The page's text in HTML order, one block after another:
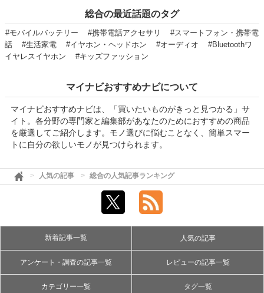
総合の最近話題のタグ
#モバイルバッテリー #携帯電話アクセサリ
#スマートフォン・携帯電
話
#生活家電 #イヤホン・ヘッドホン #オーディオ
#Bluetoothワ
イヤレスイヤホン
#キッズファッション
マイナビおすすめナビについて
マイナビおすすめナビは、「買いたいものがきっと見つかる」サ
イト。各分野の専門家と編集部があなたのためにおすすめの商品
を厳選してご紹介します。モノ選びに悩むことなく、簡単スマー
トに自分の欲しいモノが見つけられます。
人気の記事 総合の人気記事ランキング
新着記事一覧 人気の記事
アンケート・調査の記事一覧 レビューの記事一覧
カテゴリー一覧 タグ一覧